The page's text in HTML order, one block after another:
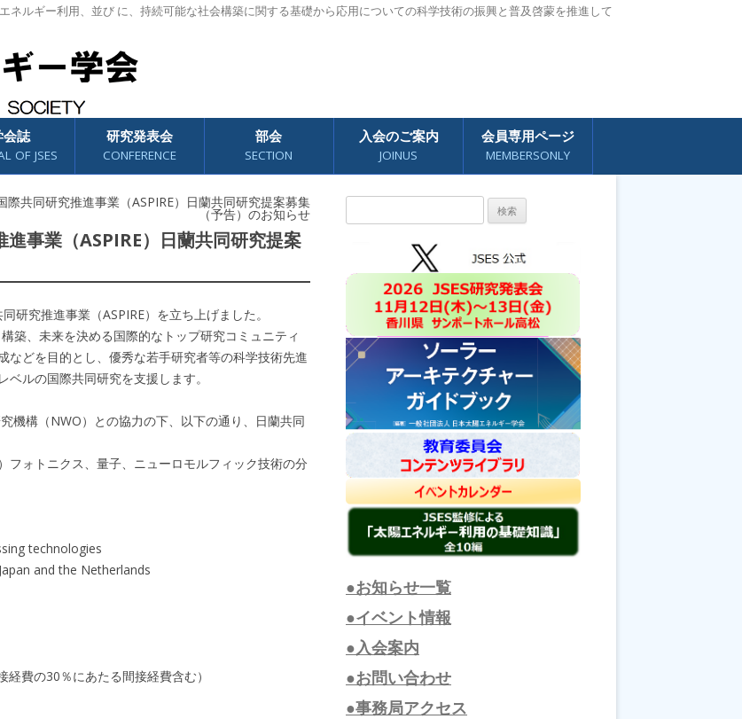
ネルギー利用、並び に、持続可能な社会構築に関する基礎から応用についての科学技術の振興と普及啓蒙を推進して
会誌
OF JSES
研究発表会
CONFERENCE
部会
SECTION
入会のご案内
JOINUS
会員専用ページ
MEMBERSONLY
際共同研究推進事業（ASPIRE）日蘭共同研究提案募集
（予告）のお知らせ
進事業（ASPIRE）日蘭共同研究提案
研究推進事業（ASPIRE）を立ち上げました。
築、未来を決める国際的なトップ研究コミュニティ
どを目的とし、優秀な若手研究者等の科学技術先進
ルの国際共同研究を支援します。
機構（NWO）との協力の下、以下の通り、日蘭共同
ォトニクス、量子、ニューロモルフィック技術の分
technologies
and the Netherlands
費の30％にあたる間接経費含む）
索:
●お知らせ一覧
●イベント情報
●入会案内
●お問い合わせ
●事務局アクセス